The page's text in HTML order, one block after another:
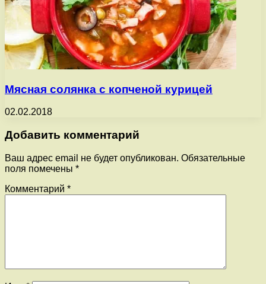
Мясная солянка с копченой курицей
02.02.2018
Добавить комментарий
Ваш адрес email не будет опубликован. Обязательные
поля помечены *
Комментарий *